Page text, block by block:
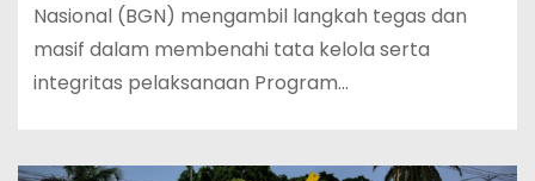
Nasional (BGN) mengambil langkah tegas dan
masif dalam membenahi tata kelola serta
integritas pelaksanaan Program…